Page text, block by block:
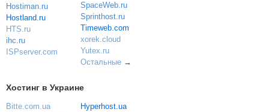
Hostiman.ru
Hostland.ru
HTS.ru
ihc.ru
ISPserver.com
SpaceWeb.ru
Sprinthost.ru
Timeweb.com
xorek.cloud
Yutex.ru
Остальные→
Хостинг в Украине
Bitte.com.ua
Hyperhost.ua